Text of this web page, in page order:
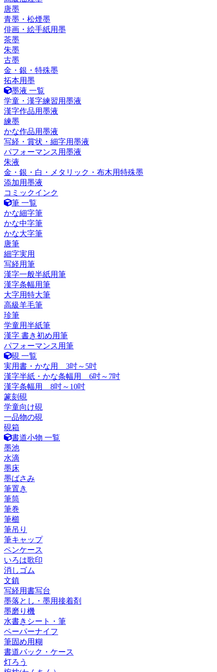
唐墨
青墨・松煙墨
俳画・絵手紙用墨
茶墨
朱墨
古墨
金・銀・特殊墨
拓本用墨
墨液 一覧
学童・漢字練習用墨液
漢字作品用墨液
練墨
かな作品用墨液
写経・賞状・細字用墨液
パフォーマンス用墨液
朱液
金・銀・白・メタリック・布木用特殊墨
添加用墨液
コミックインク
筆 一覧
かな細字筆
かな中字筆
かな大字筆
唐筆
細字実用
写経用筆
漢字一般半紙用筆
漢字条幅用筆
大字用特大筆
高級羊毛筆
珍筆
学童用半紙筆
漢字 書き初め用筆
パフォーマンス用筆
硯 一覧
実用書・かな用 3吋～5吋
漢字半紙・かな条幅用 6吋～7吋
漢字条幅用 8吋～10吋
篆刻硯
学童向け硯
一品物の硯
硯箱
書道小物 一覧
墨池
水滴
墨床
墨ばさみ
筆置き
筆筒
筆巻
筆櫛
筆吊り
筆キャップ
ペンケース
いろは歌印
消しゴム
文鎮
写経用書写台
墨落とし・墨用接着剤
墨磨り機
水書きシート・筆
ペーパーナイフ
筆固め用糊
書道バック・ケース
灯ろう